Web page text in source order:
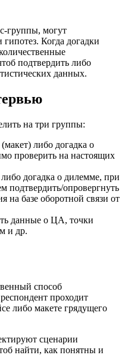
группы, могут
Когда догадки
подтвердить либо
данных.
на три группы:
либо догадка о
проверить на настоящих
догадка о дилемме, при
опровергнуть
на базе оборотной связи от
данные о ЦА, точки
и др.
способ
проходит
либо макете грядущего
сценарии
найти, как понятны и